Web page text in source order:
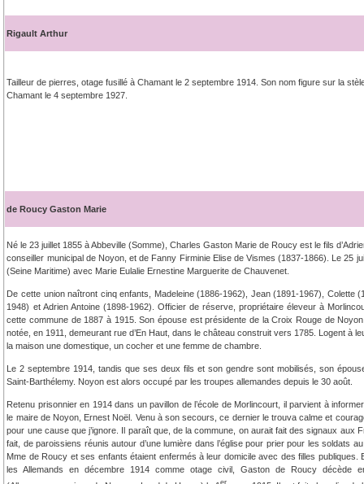
Rigault Arthur
Tailleur de pierres, otage fusillé à Chamant le 2 septembre 1914. Son nom figure sur la
Chamant le 4 septembre 1927.
de Roucy Gaston Marie
Né le 23 juillet 1855 à Abbeville (Somme), Charles Gaston Marie de Roucy est le fils
conseiller municipal de Noyon, et de Fanny Firminie Elise de Vismes (1837-1866). Le 25
(Seine Maritime) avec Marie Eulalie Ernestine Marguerite de Chauvenet.
De cette union naîtront cinq enfants, Madeleine (1886-1962), Jean (1891-1967), Colette
1948) et Adrien Antoine (1898-1962). Officier de réserve, propriétaire éleveur à
cette commune de 1887 à 1915. Son épouse est présidente de la Croix Rouge de
notée, en 1911, demeurant rue d’En Haut, dans le château construit vers 1785. Logent à
la maison une domestique, un cocher et une femme de chambre.
Le 2 septembre 1914, tandis que ses deux fils et son gendre sont mobilisés, son
Saint-Barthélemy. Noyon est alors occupé par les troupes allemandes depuis le 30 août.
Retenu prisonnier en 1914 dans un pavillon de l’école de Morlincourt, il parvient à
le maire de Noyon, Ernest Noël. Venu à son secours, ce dernier le trouva calme et
pour une cause que j’ignore. Il paraît que, de la commune, on aurait fait des signaux aux
fait, de paroissiens réunis autour d’une lumière dans l’église pour prier pour les soldats
Mme de Roucy et ses enfants étaient enfermés à leur domicile avec des filles publiques.
les Allemands en décembre 1914 comme otage civil, Gaston de Roucy décède